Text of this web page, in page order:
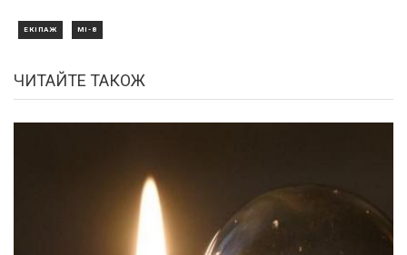
ЕКІПАЖ МІ-8
ЧИТАЙТЕ ТАКОЖ